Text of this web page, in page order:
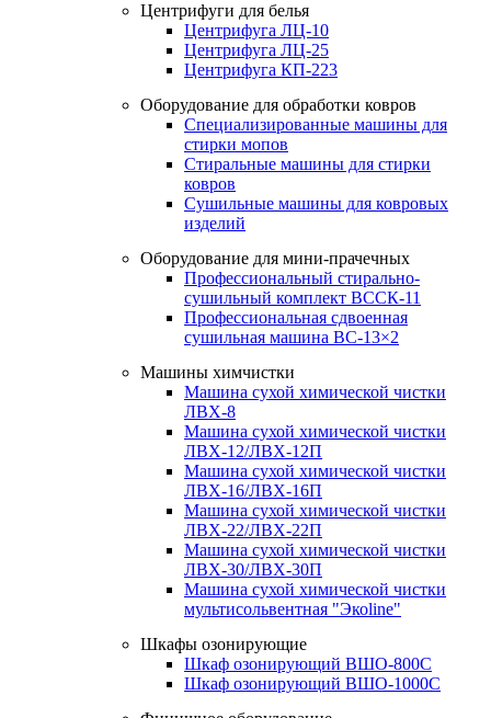
Центрифуги для белья
Центрифуга ЛЦ-10
Центрифуга ЛЦ-25
Центрифуга КП-223
Оборудование для обработки ковров
Специализированные машины для
стирки мопов
Стиральные машины для стирки
ковров
Сушильные машины для ковровых
изделий
Оборудование для мини-прачечных
Профессиональный стирально-
сушильный комплект ВССК-11
Профессиональная сдвоенная
сушильная машина ВС-13×2
Машины химчистки
Машина сухой химической чистки
ЛВХ-8
Машина сухой химической чистки
ЛВХ-12/ЛВХ-12П
Машина сухой химической чистки
ЛВХ-16/ЛВХ-16П
Машина сухой химической чистки
ЛВХ-22/ЛВХ-22П
Машина сухой химической чистки
ЛВХ-30/ЛВХ-30П
Машина сухой химической чистки
мультисольвентная "Экоline"
Шкафы озонирующие
Шкаф озонирующий ВШО-800С
Шкаф озонирующий ВШО-1000С